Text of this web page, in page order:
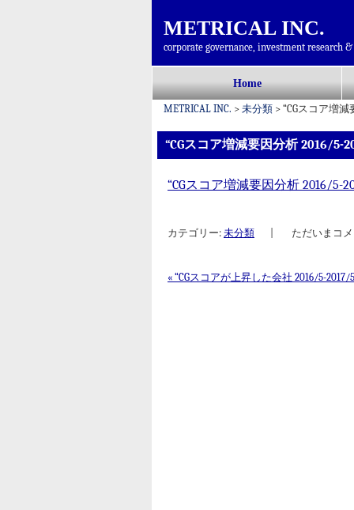
METRICAL INC.
corporate governance, investment research
メインメニュー
ン
ン
ツ
へ
Home
METRICAL INC. > 未分類 > “CGスコア増減
“CGスコア増減要因分析 2016/5-
“CGスコア増減要因分析 2016/5-
カテゴリー: 未分類 ただいまコ
« “CGスコアが上昇した会社 2016/5-2017/